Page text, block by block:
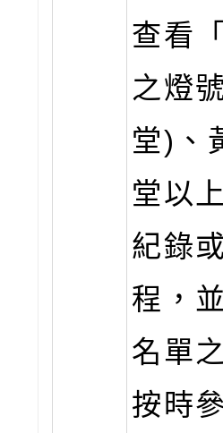
查看
之燈
堂)、
堂以
紀錄
程，
名單
按時